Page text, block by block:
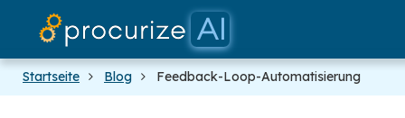
Plattform
Preise
Dokumente
Blog
Unsere Partner
Startseite Blog Feedback-Loop-Automatisierung